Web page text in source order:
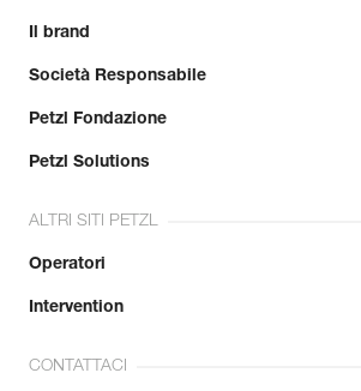
Il brand
Società Responsabile
Petzl Fondazione
Petzl Solutions
ALTRI SITI PETZL
Operatori
Intervention
CONTATTACI